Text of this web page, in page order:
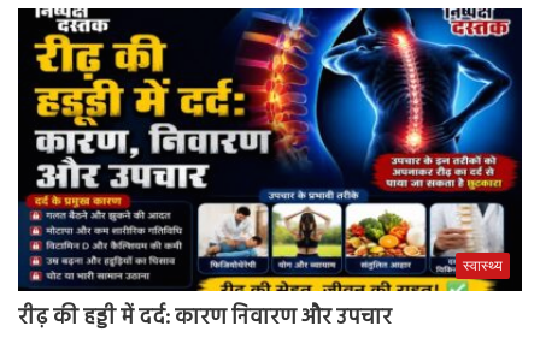
स्वास्थ्य
रीढ़ की हड्डी में दर्द: कारण निवारण और उपचार